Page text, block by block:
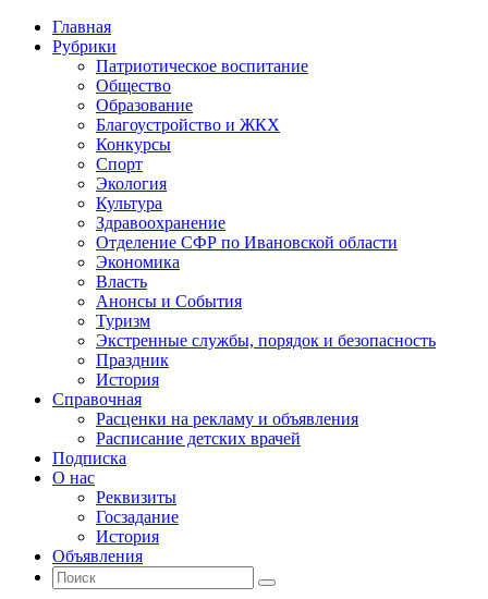
Главная
Рубрики
Патриотическое воспитание
Общество
Образование
Благоустройство и ЖКХ
Конкурсы
Спорт
Экология
Культура
Здравоохранение
Отделение СФР по Ивановской области
Экономика
Власть
Анонсы и События
Туризм
Экстренные службы, порядок и безопасность
Праздник
История
Справочная
Расценки на рекламу и объявления
Расписание детских врачей
Подписка
О нас
Реквизиты
Госзадание
История
Объявления
Поиск
Искать:
Поиск